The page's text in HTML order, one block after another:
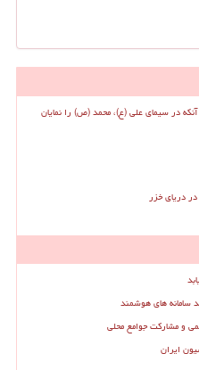
در سیمای علی (ع)، محمد (ص) را نمایان
دریای خزر
سامانه های هوشمند
و مشارکت جوامع محلی
ایران